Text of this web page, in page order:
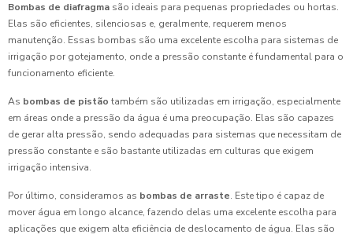
Bombas de diafragma são ideais para pequenas propriedades ou hortas.
Elas são eficientes, silenciosas e, geralmente, requerem menos
manutenção. Essas bombas são uma excelente escolha para sistemas de
irrigação por gotejamento, onde a pressão constante é fundamental para o
funcionamento eficiente.
As bombas de pistão também são utilizadas em irrigação, especialmente
em áreas onde a pressão da água é uma preocupação. Elas são capazes
de gerar alta pressão, sendo adequadas para sistemas que necessitam de
pressão constante e são bastante utilizadas em culturas que exigem
irrigação intensiva.
Por último, consideramos as bombas de arraste. Este tipo é capaz de
mover água em longo alcance, fazendo delas uma excelente escolha para
aplicações que exigem alta eficiência de deslocamento de água. Elas são